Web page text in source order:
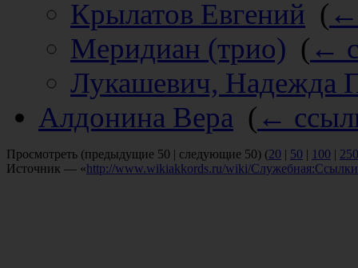
Крылатов Евгений ( ←
Меридиан (трио) ( ←
Лукашевич, Надежда
Алдонина Вера ( ←
Просмотреть (предыдущие 50 | следующие 50) (20 | 50 | 100 | 250
Источник — «http://www.wikiakkords.ru/wiki/